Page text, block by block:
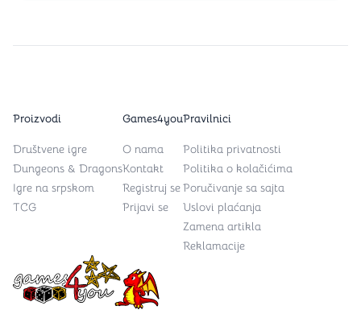
Games4you logo
Proizvodi
Društvene igre
Dungeons & Dragons
Igre na srpskom
TCG
Games4you
O nama
Kontakt
Registruj se
Prijavi se
Pravilnici
Politika privatnosti
Politika o kolačićima
Poručivanje sa sajta
Uslovi plaćanja
Zamena artikla
Reklamacije